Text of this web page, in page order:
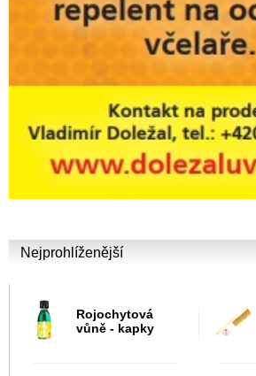
Nejprohlíženější
Rojochytová
vůně - kapky